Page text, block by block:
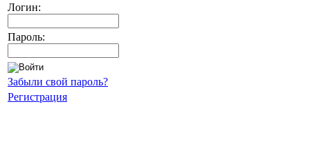
Логин:
Пароль:
Забыли свой пароль?
Регистрация